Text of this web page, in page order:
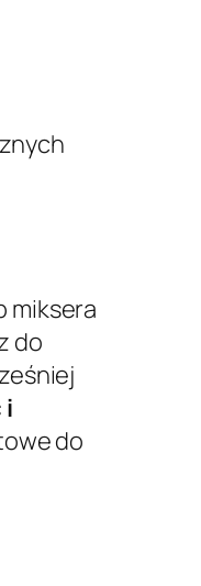
miksera
do
i
do